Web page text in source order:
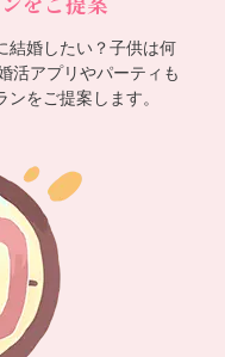
結婚したい？子供は何
活アプリやパーティも
をご提案します。